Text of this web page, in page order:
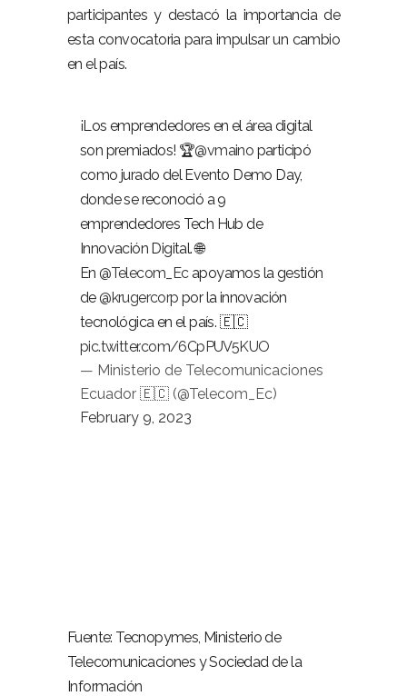
participantes y destacó la importancia de
esta convocatoria para impulsar un cambio
en el país.
¡Los emprendedores en el área digital
son premiados! 🏆@vmaino participó
como jurado del Evento Demo Day,
donde se reconoció a 9
emprendedores Tech Hub de
Innovación Digital. 🌐
En@Telecom_Ecapoyamos la gestión
de@krugercorp por la innovación
tecnológica en el país. 🇪🇨
pic.twitter.com/6CpPUV5KUO
— Ministerio de Telecomunicaciones
Ecuador 🇪🇨 (@Telecom_Ec)
February 9, 2023
Fuente: Tecnopymes, Ministerio de
Telecomunicaciones y Sociedad de la
Información